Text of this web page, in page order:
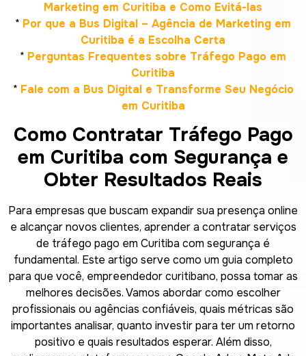
Marketing em Curitiba e Como Evitá-las
* Por que a Bus Digital – Agência de Marketing em
Curitiba é a Escolha Certa
* Perguntas Frequentes sobre Tráfego Pago em
Curitiba
* Fale com a Bus Digital e Transforme Seu Negócio
em Curitiba
Como Contratar Tráfego Pago
em Curitiba com Segurança e
Obter Resultados Reais
Para empresas que buscam expandir sua presença online
e alcançar novos clientes, aprender a contratar serviços
de tráfego pago em Curitiba com segurança é
fundamental. Este artigo serve como um guia completo
para que você, empreendedor curitibano, possa tomar as
melhores decisões. Vamos abordar como escolher
profissionais ou agências confiáveis, quais métricas são
importantes analisar, quanto investir para ter um retorno
positivo e quais resultados esperar. Além disso,